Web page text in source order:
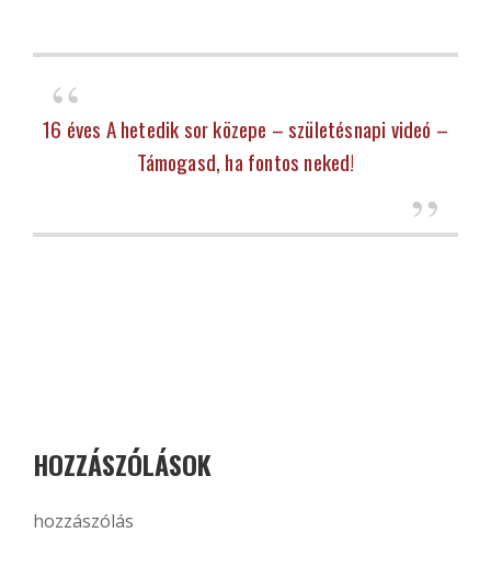
16 éves A hetedik sor közepe – születésnapi videó –
Támogasd, ha fontos neked!
HOZZÁSZÓLÁSOK
hozzászólás